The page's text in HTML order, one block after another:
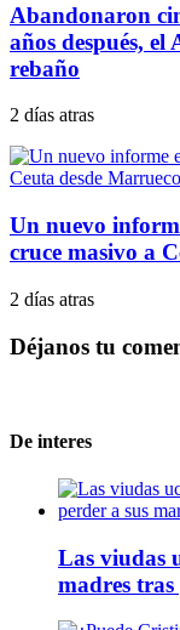
Abandonaron
años después,
rebaño
2 días atras
Un nuevo
cruce masivo a
2 días atras
Déjanos tu
De interes
Las viudas
madres